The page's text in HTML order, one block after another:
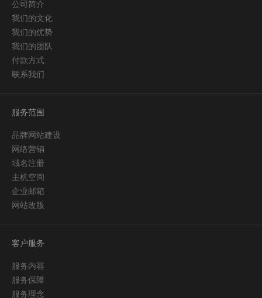
公司简介
我们的文化
我们的优势
我们的团队
付款方式
联系我们
服务范围
品牌网站建设
网络营销
域名注册
主机空间
企业邮箱
网站改版
客户服务
服务内容
服务保障
服务理念